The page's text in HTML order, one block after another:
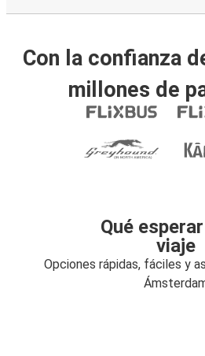
Con la confianza
millones de
Qué
viaje
Opciones rápidas, fáciles y